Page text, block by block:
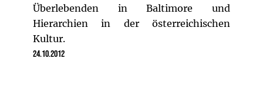
Überlebenden in Baltimore und
Hierarchien in der österreichischen
Kultur.
24.10.2012